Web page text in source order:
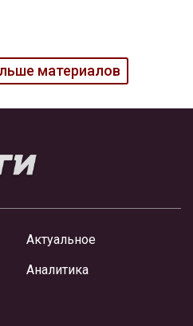
материалов
Актуальное
Аналитика